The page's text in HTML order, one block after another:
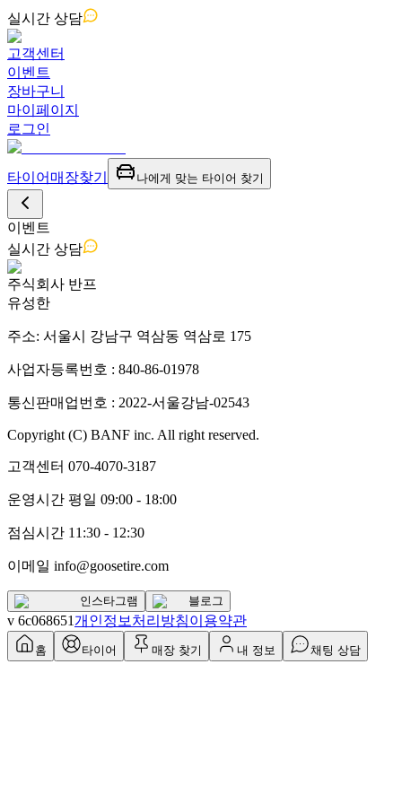
실시간 상담
고객센터
이벤트
장바구니
마이페이지
로그인
타이어 매장찾기 나에게 맞는 타이어 찾기
이벤트
실시간 상담
주식회사 반프
유성한
주소: 서울시 강남구 역삼동 역삼로 175
사업자등록번호 : 840-86-01978
통신판매업번호 : 2022-서울강남-02543
Copyright (C) BANF inc. All right reserved.
고객센터 070-4070-3187
운영시간 평일 09:00 - 18:00
점심시간 11:30 - 12:30
이메일 info@goosetire.com
인스타그램 블로그
v 6c068651개인정보처리방침이용약관
홈 타이어 매장 찾기 내 정보 채팅 상담